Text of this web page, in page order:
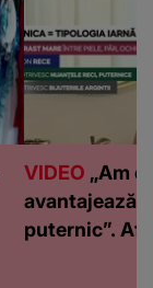
VIDEO „Am
avantajează
puternic”.